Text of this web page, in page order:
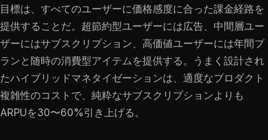
目標は、すべてのユーザーに価格感度に合った課金経路を
提供することだ。超節約型ユーザーには広告、中間層ユー
ザーにはサブスクリプション、高価値ユーザーには年間プ
ランと随時の消費型アイテムを提供する。うまく設計され
たハイブリッドマネタイゼーションは、適度なプロダクト
複雑性のコストで、純粋なサブスクリプションよりも
ARPUを30〜60%引き上げる。